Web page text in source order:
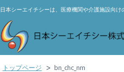
日本シーエイチシーは、医療機関や介護施設向け
トップページ bn_chc_nm